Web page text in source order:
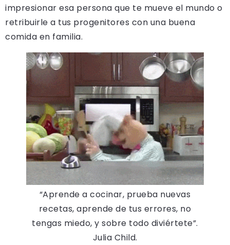
impresionar esa persona que te mueve el mundo o
retribuirle a tus progenitores con una buena
comida en familia.
“Aprende a cocinar, prueba nuevas
recetas, aprende de tus errores, no
tengas miedo, y sobre todo diviértete”.
Julia Child.